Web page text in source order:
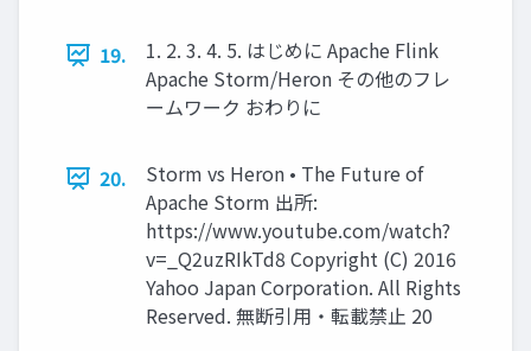
19.
1. 2. 3. 4. 5. はじめに Apache Flink
Apache Storm/Heron その他のフレ
ームワーク おわりに
20.
Storm vs Heron • The Future of
Apache Storm 出所:
https://www.youtube.com/watch?
v=_Q2uzRIkTd8 Copyright (C) 2016
Yahoo Japan Corporation. All Rights
Reserved. 無断引用・転載禁止 20